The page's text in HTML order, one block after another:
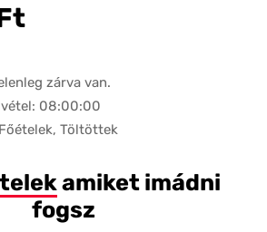
zárva van.
08:00:00
Főételek, Töltöttek
amiket imádni
fogsz